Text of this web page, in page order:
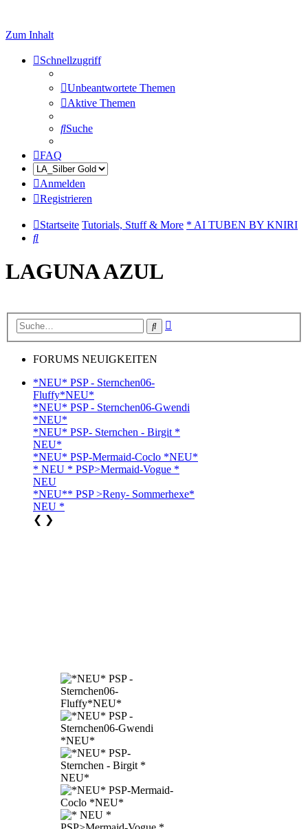
Zum Inhalt
Schnellzugriff
Unbeantwortete Themen
Aktive Themen
Suche
FAQ
Anmelden
Registrieren
Startseite Tutorials, Stuff & More * AI TUBEN BY KNIRI
Suche
LAGUNA AZUL
Suche
FORUMS NEUIGKEITEN
*NEU* PSP - Sternchen06-
Fluffy*NEU*
*NEU* PSP - Sternchen06-Gwendi
*NEU*
*NEU* PSP- Sternchen - Birgit *
NEU*
*NEU* PSP-Mermaid-Coclo *NEU*
* NEU * PSP>Mermaid-Vogue *
NEU
*NEU** PSP >Reny- Sommerhexe*
NEU *
❮ ❯